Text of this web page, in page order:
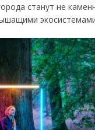
станут не